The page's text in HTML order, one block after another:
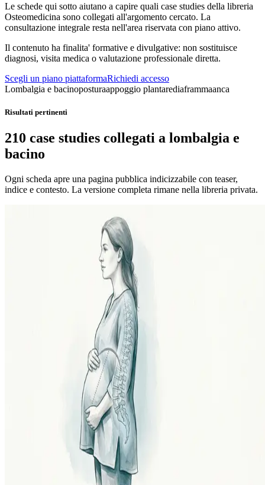
Le schede qui sotto aiutano a capire quali case studies della libreria
Osteomedicina sono collegati all'argomento cercato. La
consultazione integrale resta nell'area riservata con piano attivo.
Il contenuto ha finalita' formative e divulgative: non sostituisce
diagnosi, visita medica o valutazione professionale diretta.
Scegli un piano piattaformaRichiedi accesso
Lombalgia e bacinoposturaappoggio plantarediaframmaanca
Risultati pertinenti
210 case studies collegati a lombalgia e
bacino
Ogni scheda apre una pagina pubblica indicizzabile con teaser,
indice e contesto. La versione completa rimane nella libreria privata.